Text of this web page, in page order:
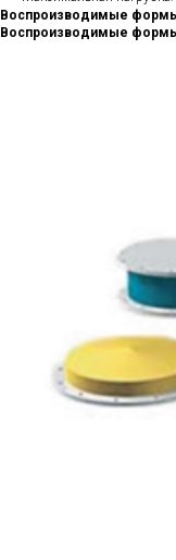
Воспроизводимые
Воспроизводимые